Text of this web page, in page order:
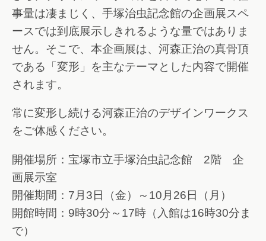
事量は凄まじく、手塚治虫記念館の企画展スペ
ースでは到底展示しきれるような量ではありま
せん。そこで、本企画展は、河森正治の真骨頂
である「変形」を主なテーマとした内容で開催
されます。
常に変形し続ける河森正治のデザインワークス
をご体感ください。
開催場所：宝塚市立手塚治虫記念館 2階 企
画展示室
開催期間：7月3日（金）～10月26日（月）
開館時間：9時30分～17時（入館は16時30分ま
で）